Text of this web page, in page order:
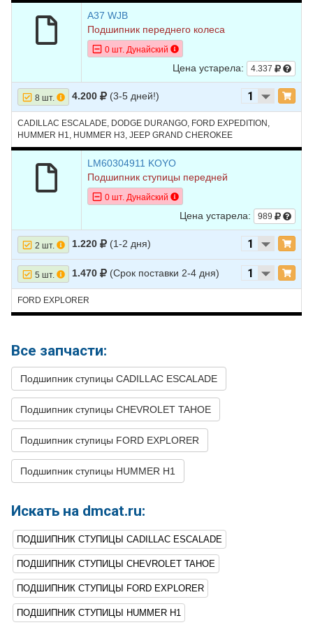
A37 WJB
Подшипник переднего колеса
0 шт. Дунайский
Цена устарела: 4.337
8 шт. 4.200 (3-5 дней!)
CADILLAC ESCALADE, DODGE DURANGO, FORD EXPEDITION,
HUMMER H1, HUMMER H3, JEEP GRAND CHEROKEE
LM60304911 KOYO
Подшипник ступицы передней
0 шт. Дунайский
Цена устарела: 989
2 шт. 1.220 (1-2 дня)
5 шт. 1.470 (Срок поставки 2-4 дня)
FORD EXPLORER
Все запчасти:
Подшипник ступицы CADILLAC ESCALADE
Подшипник ступицы CHEVROLET TAHOE
Подшипник ступицы FORD EXPLORER
Подшипник ступицы HUMMER H1
Искать на dmcat.ru:
ПОДШИПНИК СТУПИЦЫ CADILLAC ESCALADE
ПОДШИПНИК СТУПИЦЫ CHEVROLET TAHOE
ПОДШИПНИК СТУПИЦЫ FORD EXPLORER
ПОДШИПНИК СТУПИЦЫ HUMMER H1